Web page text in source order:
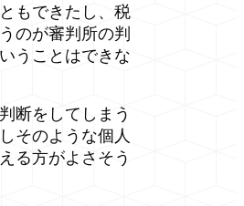
もできたし、税
のが審判所の判
うことはできな
断をしてしまう
そのような個人
る方がよさそう